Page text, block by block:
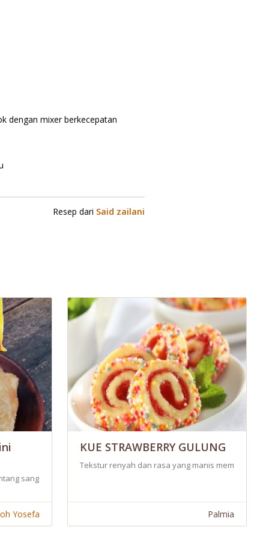
dengan mixer berkecepatan
Resep dari Said zailani
utamaku sebagai seorang blogger, yang setiap hari
sangat cocok dinikmati saat santai bersam keluarga.
Yosefa
KUE STRAWBERRY GULUNG
Tekstur renyah dan rasa yang manis membuat
Palmia